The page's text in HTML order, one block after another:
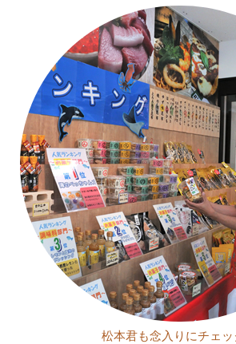
松本君も念入りにチェッ